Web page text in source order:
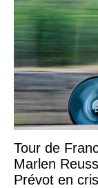
Tour de
Marlen
Prévot en